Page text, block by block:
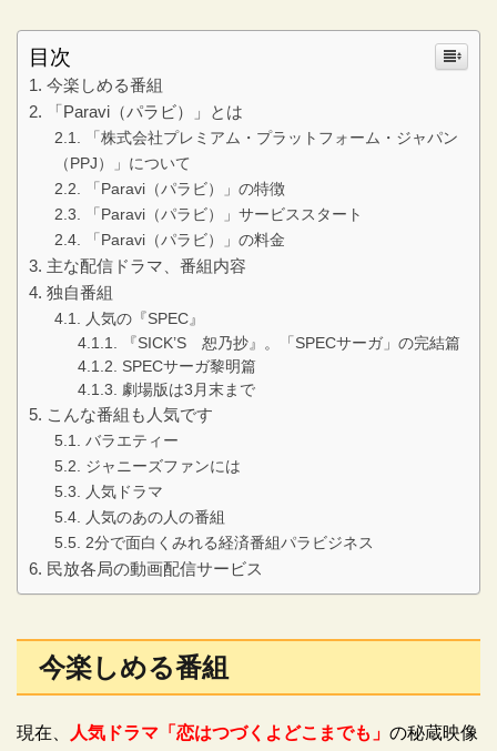
目次
今楽しめる番組
「Paravi（パラビ）」とは
「株式会社プレミアム・プラットフォーム・ジャパン
（PPJ）」について
「Paravi（パラビ）」の特徴
「Paravi（パラビ）」サービススタート
「Paravi（パラビ）」の料金
主な配信ドラマ、番組内容
独自番組
人気の『SPEC』
『SICK’S 恕乃抄』。「SPECサーガ」の完結篇
SPECサーガ黎明篇
劇場版は3月末まで
こんな番組も人気です
バラエティー
ジャニーズファンには
人気ドラマ
人気のあの人の番組
2分で面白くみれる経済番組パラビジネス
民放各局の動画配信サービス
今楽しめる番組
現在、 人気ドラマ「恋はつづくよどこまでも」 の秘蔵映像